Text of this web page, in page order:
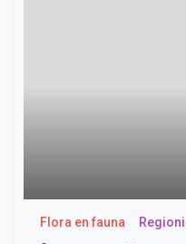
Flora en fauna